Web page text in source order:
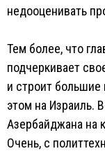
недооценивать
Тем более, что
подчеркивает
и строит большие
этом на Израиль.
Азербайджана на
Очень, с